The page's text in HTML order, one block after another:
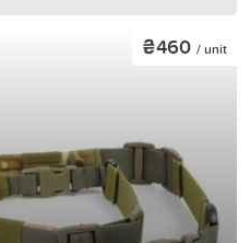
₴460 / unit